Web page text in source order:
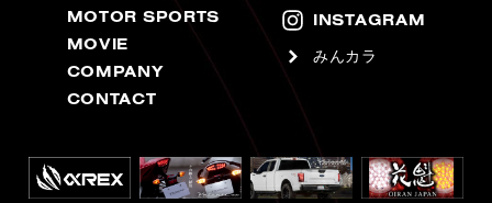
MOTOR SPORTS
MOVIE
COMPANY
CONTACT
INSTAGRAM
みんカラ